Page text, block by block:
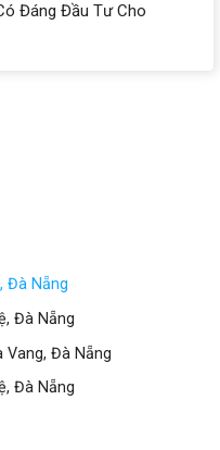
Đáng Đầu Tư Cho
Đà Nẵng
Đà Nẵng
Vang, Đà Nẵng
Đà Nẵng